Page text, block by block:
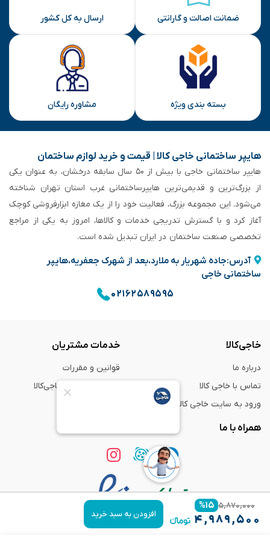
۵,۸۷۰,۰۰۰ ۱۵%
۴,۹۸۹,۵۰۰ افزودن به سبد خرید
ضمانت اصالت و گارانتی ارسال به کل کشور
بسته بندی ویژه مشاوره رایگان
هایپر ساختمانی خاجی‌ کالا | قیمت و خرید لوازم ساختمان
هایپر ساختمانی خاجی‌ با بیش از ۵۰ سال سابقه‌ درخشان، به عنوان یکی
از بزرگ‌ترین و قدیمی‌ترین هایپرساختمانی‌ غرب استان تهران شناخته
می‌شود. این مجموعه بزرگ، فعالیت خود را از یک مغازه ابزارفروشی کوچک
آغاز کرد و با گسترش تدریجی خدمات و کالاها، امروز به یکی از مراجع
تخصصی صنعت ساختمان در ایران تبدیل شده است.
آدرس:جاده شهریار به ملارد،بعد از شهرک جعفریه،هایپر
ساختمانی خاجی
۰۲۱۶۲۵۸۹۵۹۵
خاجی‌کالا
درباره ما
تماس با خاجی کالا
ورود به سایت خاجی‌ کالا
خدمات مشتریان
قوانین و مقررات
راهنمای خرید از خاجی‌کالا
همراه با ما